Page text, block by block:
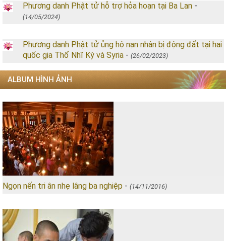
Phương danh Phật tử hỗ trợ hỏa hoạn tại Ba Lan -
(14/05/2024)
Phương danh Phật tử ủng hộ nạn nhân bị động đất tại hai
quốc gia Thổ Nhĩ Kỳ và Syria - (26/02/2023)
ALBUM HÌNH ẢNH
Ngọn nến tri ân nhẹ lâng ba nghiệp - (14/11/2016)